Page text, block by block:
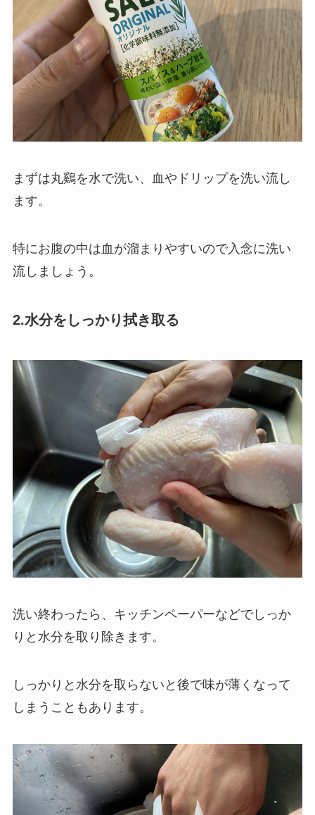
まずは丸鷄を水で洗い、血やドリップを洗い流し
ます。
特にお腹の中は血が溜まりやすいので入念に洗い
流しましょう。
2.水分をしっかり拭き取る
洗い終わったら、キッチンペーパーなどでしっか
りと水分を取り除きます。
しっかりと水分を取らないと後で味が薄くなって
しまうこともあります。